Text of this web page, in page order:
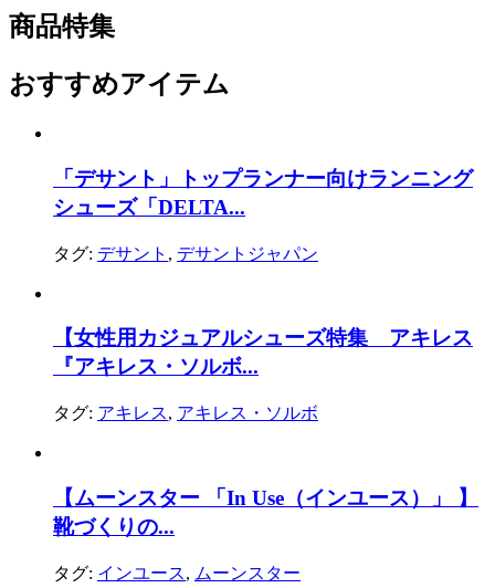
商品特集
おすすめアイテム
「デサント」トップランナー向けランニング
シューズ「DELTA...
タグ: デサント , デサントジャパン
【女性用カジュアルシューズ特集 アキレス
『アキレス・ソルボ...
タグ: アキレス, アキレス・ソルボ
【ムーンスター 「In Use（インユース）」 】
靴づくりの...
タグ: インユース, ムーンスター